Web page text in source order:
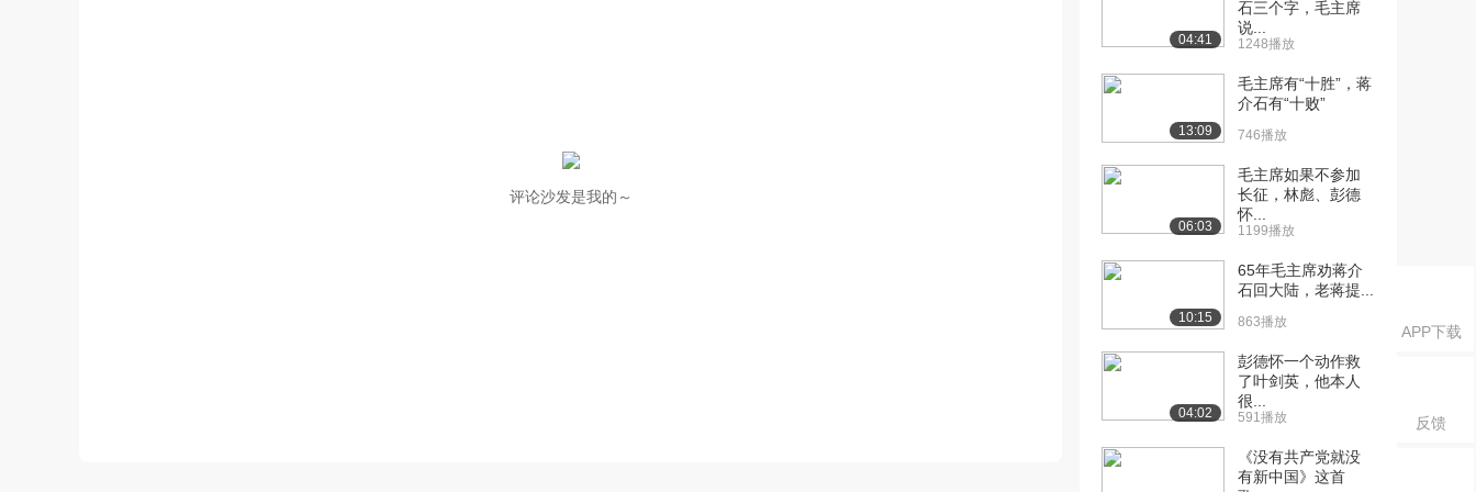
APP下载
反馈
评论沙发是我的～
04:41
石三个字，毛主席
说...
1248播放
13:09
毛主席有“十胜”，蒋
介石有“十败”
746播放
06:03
毛主席如果不参加
长征，林彪、彭德
怀...
1199播放
10:15
65年毛主席劝蒋介
石回大陆，老蒋提...
863播放
04:02
彭德怀一个动作救
了叶剑英，他本人
很...
591播放
《没有共产党就没
有新中国》这首